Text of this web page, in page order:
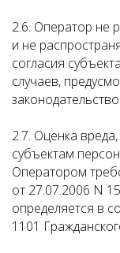
2.6. Оператор не
и не
согласия
случаев,
2.7. Оценка
субъектам
Оператором
от 27.07.2006 N
определяется в
1101